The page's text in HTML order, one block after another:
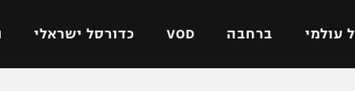
עולמי ברחבה VOD כדורסל ישראלי